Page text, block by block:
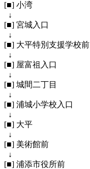
[■] 小湾
↓
[■] 宮城入口
↓
[■] 大平特別支援学校前
↓
[■] 屋富祖入口
↓
[■] 城間二丁目
↓
[■] 浦城小学校入口
↓
[■] 大平
↓
[■] 美術館前
↓
[■] 浦添市役所前